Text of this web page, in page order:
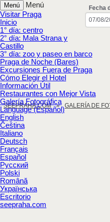
Menú
Menú
Visitar Praga
Inicio
1° día: centro
2° día: Mala Strana y
Castillo
3° día: zoo y paseo en barco
Praga de Noche (Bares)
Excursiones Fuera de Praga
Cómo Elegir el Hotel
Información Útil
Restaurantes con Mejor Vista
Galería Fotográfica
Language (Español)
English
Čeština
Italiano
Deutsch
Français
Español
Русский
Polski
Română
Українська
Escritorio
seepraha.com
Fecha
SEEPRAHA.COM GALERÍA DE